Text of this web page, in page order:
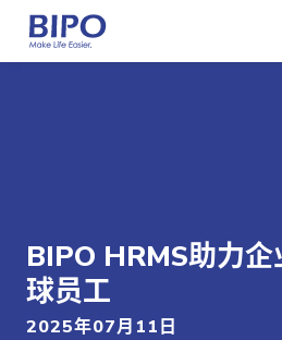
BIPO HRMS助力
球员工
2025年07月11日